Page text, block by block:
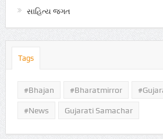
સાહિત્ય જગત
Tags
#Bhajan #bharatmirror
#news Gujarati Samachar